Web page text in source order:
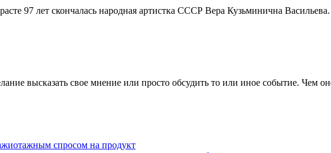
97 лет скончалась народная артистка СССР Вера Кузьминична
высказать свое мнение или просто обсудить то или иное событие. Чем
спросом на продукт